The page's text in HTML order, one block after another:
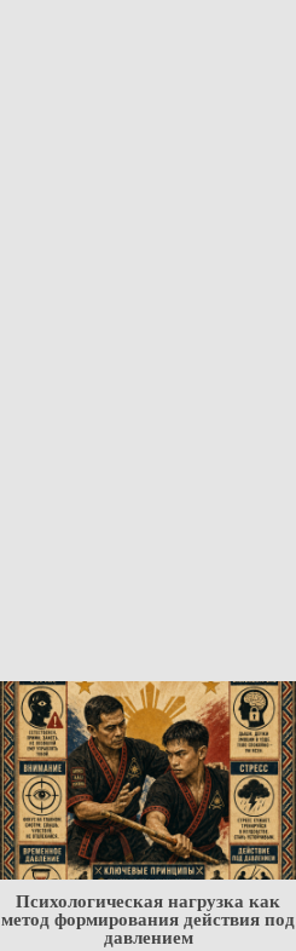
Психологическая нагрузка как
метод формирования действия под
давлением